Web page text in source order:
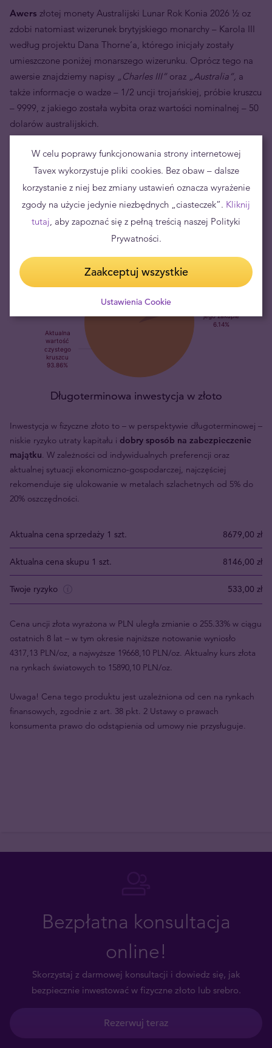
Awers złotej monety Australijski Lunar Rok Konia 2026 ½ oz
zdobi natomiast wizerunek brytyjskiego monarchy – Karola III
według projektu Dana Thorne’a, którego inicjały zostały
umieszczone poniżej monarszego wizerunku. Oprócz tego na
awersie znajdziemy napisy „Charles III”oraz „Australia”, a
także informacje o wadze – 1/2 uncji trojańskiej, próbie kruszcu
– 9999, z jakiego została wybita oraz wartości nominalnej – 50
dolarów australijskich.
Złota moneta Australijski Lunar Rok Konia 2026
½ oz to
przykład harmonii pomiędzy ponadczasowością złotą a
sprawdzi się uzupełnienie inwestycyjnego portfolio.
Długoterminowa inwestycja w złoto
Inwestycja w fizyczne złoto to – w perspektywie długoterminowej –
niskie ryzyko utraty kapitału i dobry sposób na zabezpieczenie
majątku. W zależności od indywidualnych preferencji oraz
aktualnej sytuacji ekonomiczno-gospodarczej, najczęściej
rekomenduje się ulokowanie w metalach szlachetnych od 5% do
20% oszczędności.
Aktualna cena sprzedaży 1 szt. 8679,00 zł
Aktualna cena skupu 1 szt. 8146,00 zł
Twoje ryzyko 533,00 zł
Cena uncji złota wyrażona w PLN uległa zmianie o 255.33% w ciągu
ostatnich 8 lat – w tym okresie najniższe notowanie wyniosło
4317,13 PLN/oz, a najwyższe 19668,10 PLN/oz. Aktualny kurs złota
na rynkach światowych to 15890,10 PLN/oz.
Uwaga! Cena tego produktu jest uzależniona od cen na rynkach
finansowych, zgodnie z art. 38 pkt. 2 Ustawy o prawach
konsumenta prawo do odstąpienia od umowy nie przysługuje.
Bezpłatna konsultacja
online!
Skorzystaj z darmowej konsultacji i dowiedz się, jak
bezpiecznie inwestować w fizyczne złoto lub srebro.
Rezerwuj teraz
W celu poprawy funkcjonowania strony internetowej
Tavex wykorzystuje pliki cookies. Bez obaw – dalsze
korzystanie z niej bez zmiany ustawień oznacza wyrażenie
zgody na użycie jedynie niezbędnych „ciasteczek”. Kliknij
tutaj, aby zapoznać się z pełną treścią naszej Polityki
Prywatności.
Zaakceptuj wszystkie
Ustawienia Cookie